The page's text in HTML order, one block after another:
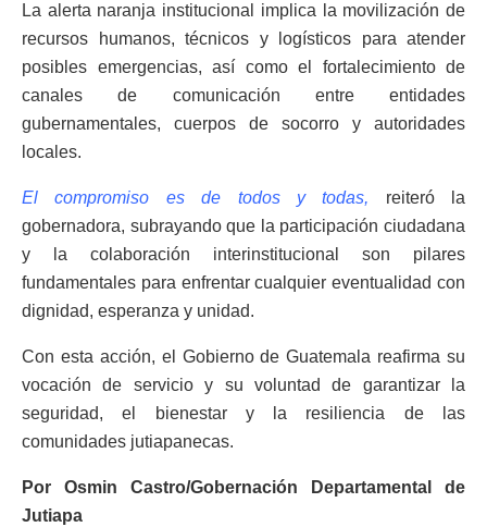
La alerta naranja institucional implica la movilización de
recursos humanos, técnicos y logísticos para atender
posibles emergencias, así como el fortalecimiento de
canales de comunicación entre entidades
gubernamentales, cuerpos de socorro y autoridades
locales.
El compromiso es de todos y todas, reiteró la
gobernadora, subrayando que la participación ciudadana
y la colaboración interinstitucional son pilares
fundamentales para enfrentar cualquier eventualidad con
dignidad, esperanza y unidad.
Con esta acción, el Gobierno de Guatemala reafirma su
vocación de servicio y su voluntad de garantizar la
seguridad, el bienestar y la resiliencia de las
comunidades jutiapanecas.
Por Osmin Castro/Gobernación Departamental de
Jutiapa